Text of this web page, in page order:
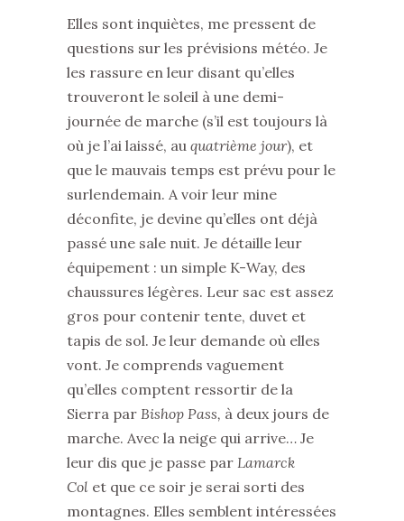
Elles sont inquiètes, me pressent de
questions sur les prévisions météo. Je
les rassure en leur disant qu’elles
trouveront le soleil à une demi-
journée de marche (s’il est toujours là
où je l’ai laissé, au quatrième jour), et
que le mauvais temps est prévu pour le
surlendemain. A voir leur mine
déconfite, je devine qu’elles ont déjà
passé une sale nuit. Je détaille leur
équipement : un simple K-Way, des
chaussures légères. Leur sac est assez
gros pour contenir tente, duvet et
tapis de sol. Je leur demande où elles
vont. Je comprends vaguement
qu’elles comptent ressortir de la
Sierra par Bishop Pass, à deux jours de
marche. Avec la neige qui arrive… Je
leur dis que je passe par Lamarck
Col et que ce soir je serai sorti des
montagnes. Elles semblent intéressées